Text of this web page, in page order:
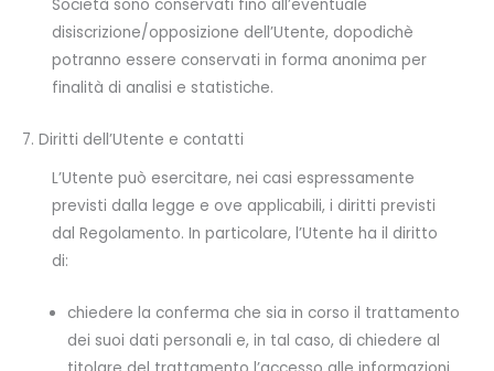
Società sono conservati fino all’eventuale
disiscrizione/opposizione dell’Utente, dopodichè
potranno essere conservati in forma anonima per
finalità di analisi e statistiche.
7. Diritti dell’Utente e contatti
L’Utente può esercitare, nei casi espressamente
previsti dalla legge e ove applicabili, i diritti previsti
dal Regolamento. In particolare, l’Utente ha il diritto
di:
chiedere la conferma che sia in corso il trattamento
dei suoi dati personali e, in tal caso, di chiedere al